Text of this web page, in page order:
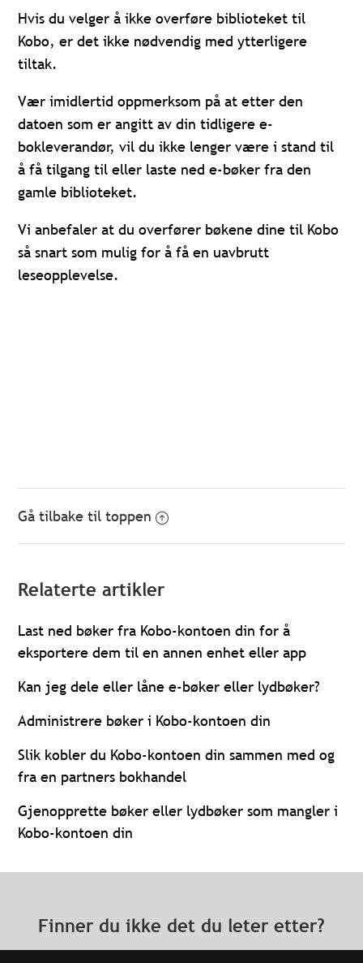
Hvis du velger å ikke overføre biblioteket til
Kobo, er det ikke nødvendig med ytterligere
tiltak.
Vær imidlertid oppmerksom på at etter den
datoen som er angitt av din tidligere e-
bokleverandør, vil du ikke lenger være i stand til
å få tilgang til eller laste ned e-bøker fra den
gamle biblioteket.
Vi anbefaler at du overfører bøkene dine til Kobo
så snart som mulig for å få en uavbrutt
leseopplevelse.
Gå tilbake til toppen
Relaterte artikler
Last ned bøker fra Kobo-kontoen din for å
eksportere dem til en annen enhet eller app
Kan jeg dele eller låne e-bøker eller lydbøker?
Administrere bøker i Kobo-kontoen din
Slik kobler du Kobo-kontoen din sammen med og
fra en partners bokhandel
Gjenopprette bøker eller lydbøker som mangler i
Kobo-kontoen din
Finner du ikke det du leter etter?